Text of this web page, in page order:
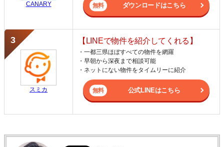
CANARY ダウンロードはこちら
スミカ
【LINEで物件を紹介してくれる】
・一都三県ほぼすべての物件を網羅
・早朝から深夜まで相談可能
・ネットにない物件をタイムリーに紹介
公式LINEはこちら